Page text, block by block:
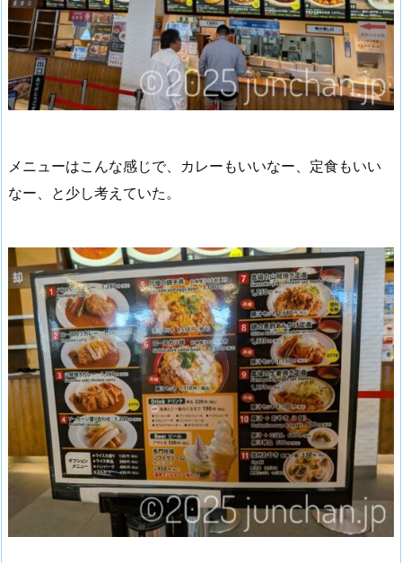
メニューはこんな感じで、カレーもいいなー、定食もいい
なー、と少し考えていた。